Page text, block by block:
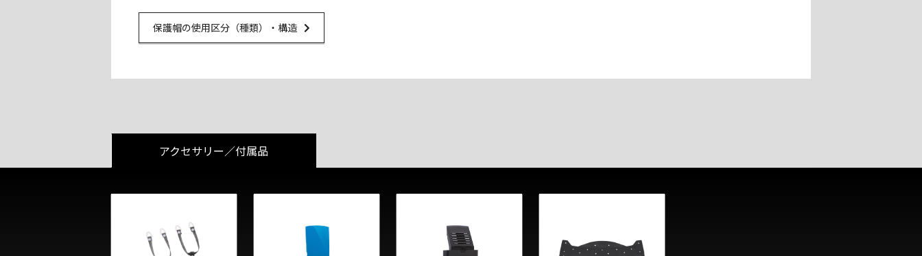
保護帽の使用区分（種類）・構造 Url Link
アクセサリー／付属品